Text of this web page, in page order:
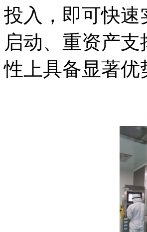
投入，即可快速
启动、重资产
性上具备显著优